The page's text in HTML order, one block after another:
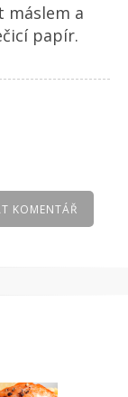
máslem a
papír.
KOMENTÁŘ